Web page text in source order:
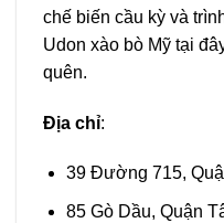
chế biến cầu kỳ và
Udon xào bò Mỹ tại
quên.
Địa chỉ:
39 Đường 715,
85 Gò Dầu, Quận